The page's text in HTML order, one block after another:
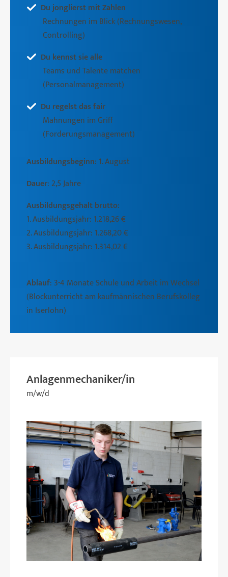
Du jonglierst mit Zahlen
Rechnungen im Blick (Rechnungswesen,
Controlling)
Du kennst sie alle
Teams und Talente matchen
(Personalmanagement)
Du regelst das fair
Mahnungen im Griff
(Forderungsmanagement)
Ausbildungsbeginn: 1. August
Dauer: 2,5 Jahre
Ausbildungsgehalt brutto:
1. Ausbildungsjahr: 1.218,26 €
2. Ausbildungsjahr: 1.268,20 €
3. Ausbildungsjahr: 1.314,02 €
Ablauf: 3-4 Monate Schule und Arbeit im Wechsel
(Blockunterricht am kaufmännischen Berufskolleg
in Iserlohn)
Anlagenmechaniker/in
m/w/d